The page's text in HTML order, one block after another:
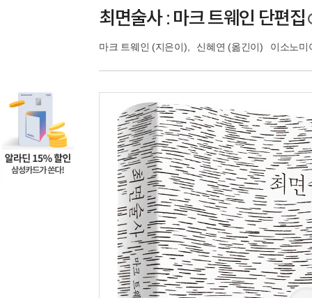
최면술사 : 마크 트웨인 단편집
마크 트웨인 (지은이), 신혜연 (옮긴이) 이소노미